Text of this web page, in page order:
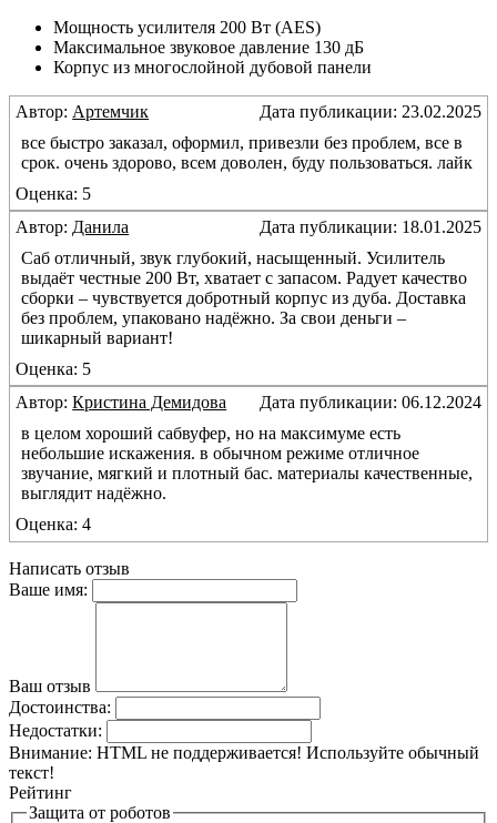
Мощность усилителя 200 Вт (AES)
Максимальное звуковое давление 130 дБ
Корпус из многослойной дубовой панели
Автор: Артемчик
Дата публикации: 23.02.2025
все быстро заказал, оформил, привезли без проблем, все в
срок. очень здорово, всем доволен, буду пользоваться. лайк
Оценка: 5
Автор: Данила
Дата публикации: 18.01.2025
Саб отличный, звук глубокий, насыщенный. Усилитель
выдаёт честные 200 Вт, хватает с запасом. Радует качество
сборки – чувствуется добротный корпус из дуба. Доставка
без проблем, упаковано надёжно. За свои деньги –
шикарный вариант!
Оценка: 5
Автор:Кристина Демидова
Дата публикации: 06.12.2024
в целом хороший сабвуфер, но на максимуме есть
небольшие искажения. в обычном режиме отличное
звучание, мягкий и плотный бас. материалы качественные,
выглядит надёжно.
Оценка: 4
Написать отзыв
Ваше имя:
Ваш отзыв
Достоинства:
Недостатки:
Внимание: HTML не поддерживается! Используйте обычный
текст!
Рейтинг
Защита от роботов